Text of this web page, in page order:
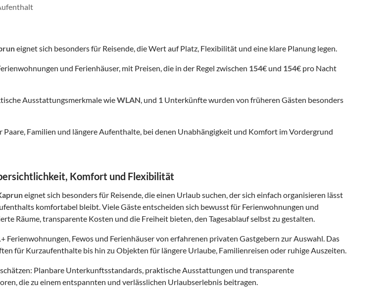
eignet sich besonders für Reisende, die Wert auf Platz, Flexibilität und eine klare Planung legen.
und Ferienhäuser, mit Preisen, die in der Regel zwischen 154€ und 154€ pro Nacht
Ausstattungsmerkmale wieWLAN, und 1 Unterkünfte wurden von früheren Gästen besonders
Paare, Familien und längere Aufenthalte, bei denen Unabhängigkeit und Komfort im Vordergrund
Komfort und Flexibilität
eignet sich besonders für Reisende, die einen Urlaub suchen, der sich einfach organisieren lässt
komfortabel bleibt. Viele Gäste entscheiden sich bewusst für Ferienwohnungen und
Räume, transparente Kosten und die Freiheit bieten, den Tagesablauf selbst zu gestalten.
+ Ferienwohnungen, Fewos und Ferienhäuser von erfahrenen privaten Gastgebern zur Auswahl. Das
für Kurzaufenthalte bis hin zu Objekten für längere Urlaube, Familienreisen oder ruhige Auszeiten.
Planbare Unterkunftsstandards, praktische Ausstattungen und transparente
die zu einem entspannten und verlässlichen Urlaubserlebnis beitragen.